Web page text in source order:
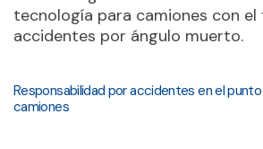
tecnología para camiones con el
accidentes por ángulo muerto.
Responsabilidad por accidentes en el
camiones